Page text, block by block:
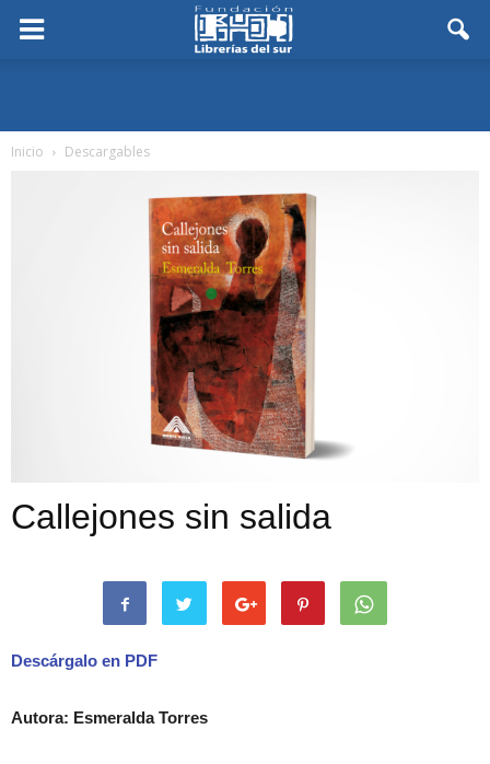
Inicio Descargables
Callejones sin salida
Descárgalo en PDF
Autora: Esmeralda Torres